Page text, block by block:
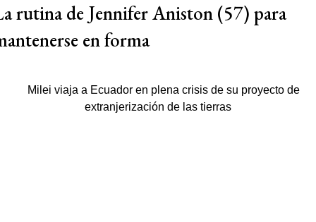
rutina de Jennifer Aniston (57) para
en forma